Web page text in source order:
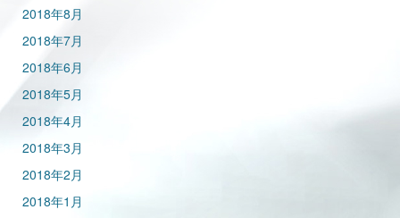
2018年8月
2018年7月
2018年6月
2018年5月
2018年4月
2018年3月
2018年2月
2018年1月